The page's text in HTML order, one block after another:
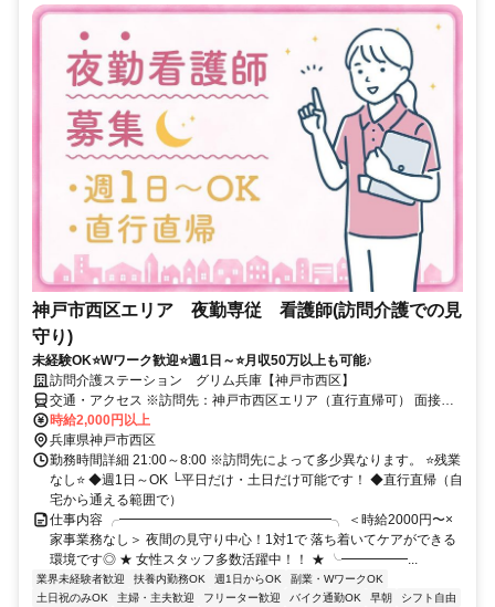
神戸市西区エリア 夜勤専従 看護師(訪問介護での見
守り)
未経験OK⭐Wワーク歓迎⭐週1日～⭐月収50万以上も可能♪
訪問介護ステーション グリム兵庫【神戸市西区】
交通・アクセス ※訪問先：神戸市西区エリア（直行直帰可） 面接
地：兵庫県西宮市久出ケ谷町5-32（夙川駅徒歩9分）
時給2,000円以上
兵庫県神戸市西区
勤務時間詳細 21:00～8:00 ※訪問先によって多少異なります。 ⭐残業
なし⭐ ◆週1日～OK └平日だけ・土日だけ可能です！ ◆直行直帰（自
宅から通える範囲で）
仕事内容 ╭━━━━━━━━━━━━━━━━╮ ＜時給2000円〜×
家事業務なし＞ 夜間の見守り中心！1対1で 落ち着いてケアができる
環境です◎ ★ 女性スタッフ多数活躍中！！ ★ ╰━━━━━...
業界未経験者歓迎 扶養内勤務OK 週1日からOK
副業・WワークOK
土日祝のみOK
主婦・主夫歓迎 フリーター歓迎 バイク通勤OK 早朝
シフト自由